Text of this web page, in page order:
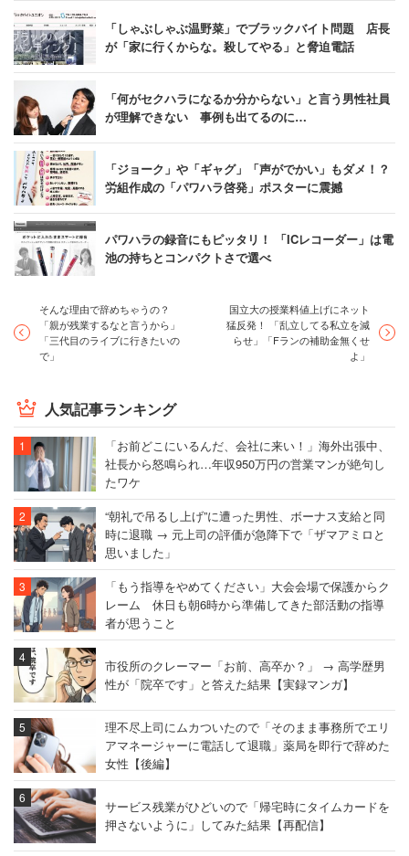
「しゃぶしゃぶ温野菜」でブラックバイト問題 店長
が「家に行くからな。殺してやる」と脅迫電話
「何がセクハラになるか分からない」と言う男性社員
が理解できない 事例も出てるのに…
「ジョーク」や「ギャグ」「声がでかい」もダメ！？
労組作成の「パワハラ啓発」ポスターに震撼
パワハラの録音にもピッタリ！ 「ICレコーダー」は電
池の持ちとコンパクトさで選べ
そんな理由で辞めちゃうの？
「親が残業するなと言うから」
「三代目のライブに行きたいの
で」
国立大の授業料値上げにネット
猛反発！ 「乱立してる私立を減
らせ」「Fランの補助金無くせ
よ」
人気記事ランキング
「お前どこにいるんだ、会社に来い！」海外出張中、
社長から怒鳴られ…年収950万円の営業マンが絶句し
たワケ
“朝礼で吊るし上げ”に遭った男性、ボーナス支給と同
時に退職 → 元上司の評価が急降下で「ザマアミロと
思いました」
「もう指導をやめてください」大会会場で保護からク
レーム 休日も朝6時から準備してきた部活動の指導
者が思うこと
市役所のクレーマー「お前、高卒か？」 → 高学歴男
性が「院卒です」と答えた結果【実録マンガ】
理不尽上司にムカついたので「そのまま事務所でエリ
アマネージャーに電話して退職」薬局を即行で辞めた
女性【後編】
サービス残業がひどいので「帰宅時にタイムカードを
押さないように」してみた結果【再配信】